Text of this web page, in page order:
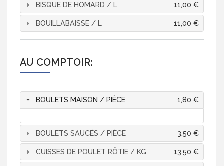
BISQUE DE HOMARD / L 11,00 €
BOUILLABAISSE / L 11,00 €
AU COMPTOIR:
BOULETS MAISON / PIÈCE 1,80 €
BOULETS SAUCÉS / PIÈCE 3,50 €
CUISSES DE POULET RÔTIE / KG 13,50 €